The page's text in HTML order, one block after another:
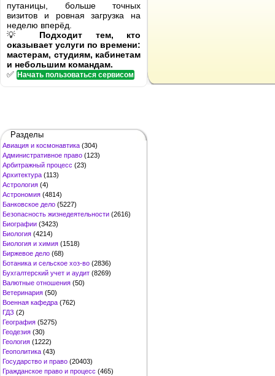
путаницы, больше точных
визитов и ровная загрузка на
неделю вперёд.
💡 Подходит тем, кто
оказывает услуги по времени:
мастерам, студиям, кабинетам
и небольшим командам.
✅ Начать пользоваться сервисом
Разделы
Авиация и космонавтика (304)
Административное право (123)
Арбитражный процесс (23)
Архитектура (113)
Астрология (4)
Астрономия (4814)
Банковское дело (5227)
Безопасность жизнедеятельности (2616)
Биографии (3423)
Биология (4214)
Биология и химия (1518)
Биржевое дело (68)
Ботаника и сельское хоз-во (2836)
Бухгалтерский учет и аудит (8269)
Валютные отношения (50)
Ветеринария (50)
Военная кафедра (762)
ГДЗ (2)
География (5275)
Геодезия (30)
Геология (1222)
Геополитика (43)
Государство и право (20403)
Гражданское право и процесс (465)